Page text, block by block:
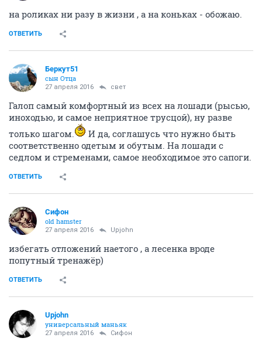
на роликах ни разу в жизни , а на коньках - обожаю.
ОТВЕТИТЬ
Беркут51
сын Отца
27 апреля 2016 свет
Галоп самый комфортный из всех на лошади (рысью,
иноходью, и самое неприятное трусцой), ну разве
только шагом.
И да, соглашусь что нужно быть
соответственно одетым и обутым. На лошади с
седлом и стременами, самое необходимое это сапоги.
ОТВЕТИТЬ
Сифон
old hamster
27 апреля 2016 Upjohn
избегать отложений наетого , а лесенка вроде
попутный тренажёр)
ОТВЕТИТЬ
Upjohn
универсальный маньяк
27 апреля 2016 Сифон